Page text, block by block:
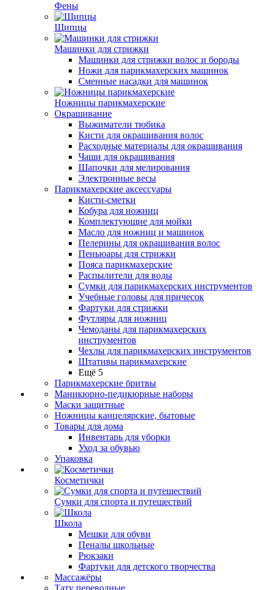
Фены
Щипцы
Машинки для стрижки
Машинки для стрижки волос и бороды
Ножи для парикмахерских машинок
Сменные насадки для машинок
Ножницы парикмахерские
Окрашивание
Выжиматели тюбика
Кисти для окрашивания волос
Расходные материалы для окрашивания
Чаши для окрашивания
Шапочки для мелирования
Электронные весы
Парикмахерские аксессуары
Кисти-сметки
Кобура для ножниц
Комплектующие для мойки
Масло для ножниц и машинок
Пелерины для окрашивания волос
Пеньюары для стрижки
Пояса парикмахерские
Распылители для воды
Сумки для парикмахерских инструментов
Учебные головы для причесок
Фартуки для стрижки
Футляры для ножниц
Чемоданы для парикмахерских
инструментов
Чехлы для парикмахерских инструментов
Штативы парикмахерские
Ещё 5
Парикмахерские бритвы
Маникюрно-педикюрные наборы
Маски защитные
Ножницы канцелярские, бытовые
Товары для дома
Инвентарь для уборки
Уход за обувью
Упаковка
Косметички
Сумки для спорта и путешествий
Школа
Мешки для обуви
Пеналы школьные
Рюкзаки
Фартуки для детского творчества
Массажёры
Тату переводные